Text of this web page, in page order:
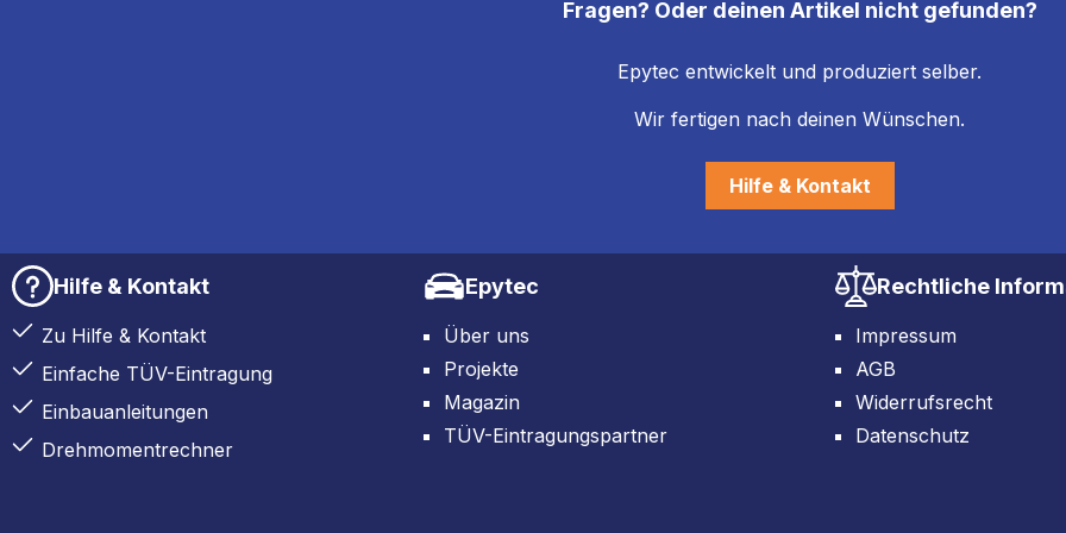
Fragen? Oder deinen Artikel nicht gefunden?
Epytec entwickelt und produziert selber.
Wir fertigen nach deinen Wünschen.
Hilfe & Kontakt
Hilfe & Kontakt
Zu Hilfe & Kontakt
Einfache TÜV-Eintragung
Einbauanleitungen
Drehmomentrechner
Epytec
Über uns
Projekte
Magazin
TÜV-Eintragungspartner
Rechtliche
Impressum
AGB
Widerrufsrecht
Datenschutz